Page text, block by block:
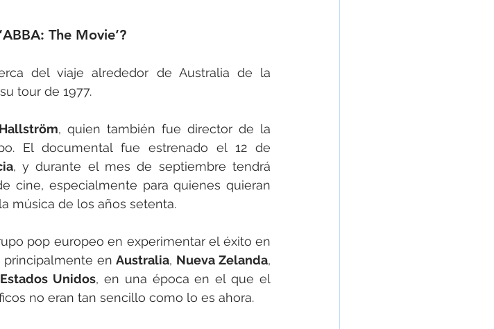
The Movie’?
del viaje alrededor de Australia de la
tour de 1977.
, quien también fue director de la
El documental fue estrenado el 12 de
, y durante el mes de septiembre tendrá
cine, especialmente para quienes quieran
música de los años setenta.
pop europeo en experimentar el éxito en
principalmente en Australia, Nueva Zelanda
Estados Unidos, en una época en el que el
no eran tan sencillo como lo es ahora.